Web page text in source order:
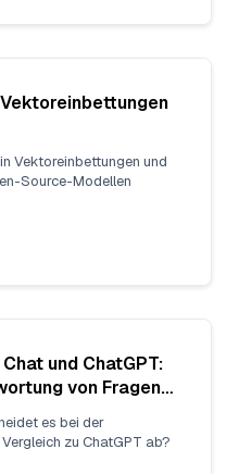
Vektoreinbettungen und
Source-Modellen
und ChatGPT:
von Fragen
es bei der
zu ChatGPT ab?